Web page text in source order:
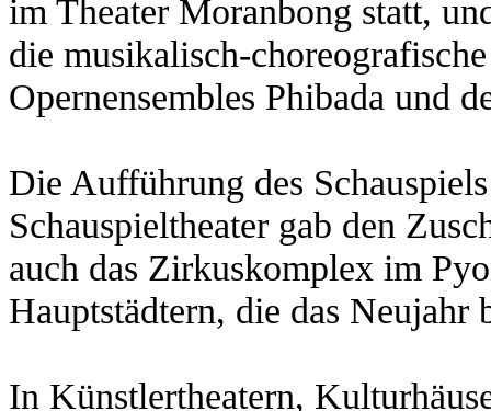
im Theater Moranbong statt,
die musikalisch-
Opernensembles Phibada und
Die Aufführung des
Schauspieltheater gab den
auch das Zirkuskomplex im
Hauptstädtern, die das Neujahr
In Künstlertheatern,